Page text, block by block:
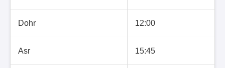
Dohr 12:00
Asr 15:45